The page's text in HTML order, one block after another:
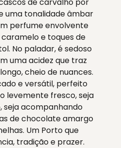
uma tonalidade âmbar
perfume envolvente
e toques de
No paladar, é sedoso
uma acidez que traz
cheio de nuances.
e versátil, perfeito
levemente fresco, seja
seja acompanhando
de chocolate amargo
Um Porto que
tradição e prazer.